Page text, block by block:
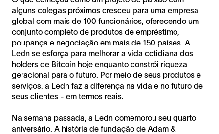
alguns colegas próximos cresceu para uma empresa
global com mais de 100 funcionários, oferecendo um
conjunto completo de produtos de empréstimo,
poupança e negociação em mais de 150 países. A
Ledn se esforça para melhorar a vida cotidiana dos
holders de Bitcoin hoje enquanto constrói riqueza
geracional para o futuro. Por meio de seus produtos e
serviços, a Ledn faz a diferença na vida e no futuro de
seus clientes - em termos reais.
Na semana passada, a Ledn comemorou seu quarto
aniversário. A história de fundação de Adam &